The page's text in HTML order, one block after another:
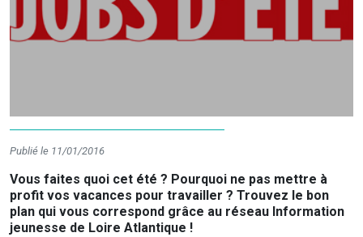
Publié le 11/01/2016
Vous faites quoi cet été ? Pourquoi ne pas mettre à
profit vos vacances pour travailler ? Trouvez le bon
plan qui vous correspond grâce au réseau Information
jeunesse de Loire Atlantique !